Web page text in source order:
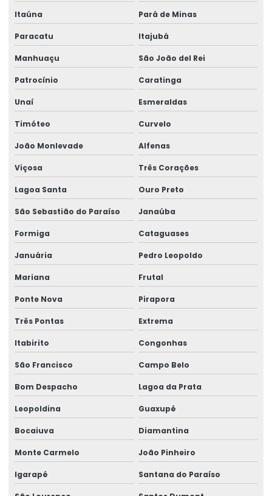
Montagem De Equipamentos De Elevação
Montagem De Pontes Rolantes Seguras
Montagem e desmontagem de ponte rolante
Montagem de ponte rolante
Montagem de talha elétrica
Montagem Técnica De Sistemas De Elevação
Motor elétrico para ponte rolante
Motor para ponte rolante
Motor redutor para ponte rolante
Movimentação de cargas laner
Painel elétrico para talha
Peças para ponte rolante
Peças para ponte rolante swf
Peças para pontes rolantes de qualquer marca
Peças de reposição para pontes rolantes
Peças de reposição para talhas
Peças sobressalentes multimarcas
Peças sobressalentes para pontes rolantes
Itaúna Pará de Minas
Paracatu Itajubá
Manhuaçu São João del Rei
Patrocínio Caratinga
Unaí Esmeraldas
Timóteo Curvelo
João Monlevade Alfenas
Viçosa Três Corações
Lagoa Santa Ouro Preto
São Sebastião do Paraíso Janaúba
Formiga Cataguases
Januária Pedro Leopoldo
Mariana Frutal
Ponte Nova Pirapora
Três Pontas Extrema
Itabirito Congonhas
São Francisco Campo Belo
Bom Despacho Lagoa da Prata
Leopoldina Guaxupé
Bocaiuva Diamantina
Monte Carmelo João Pinheiro
Igarapé Santana do Paraíso